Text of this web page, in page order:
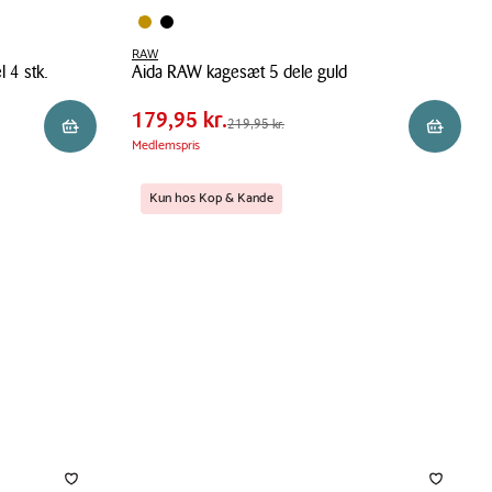
4 stk.
Læg i kurv
RAW
Aida RAW kagesæt 5 dele guld
Aida
RAW
dele
Pris
tabel
Pris
179,95 kr.
Førpris
219,95 kr.
179,95 kr.219,95 kr.
Medlemspris
Kun hos Kop & Kande